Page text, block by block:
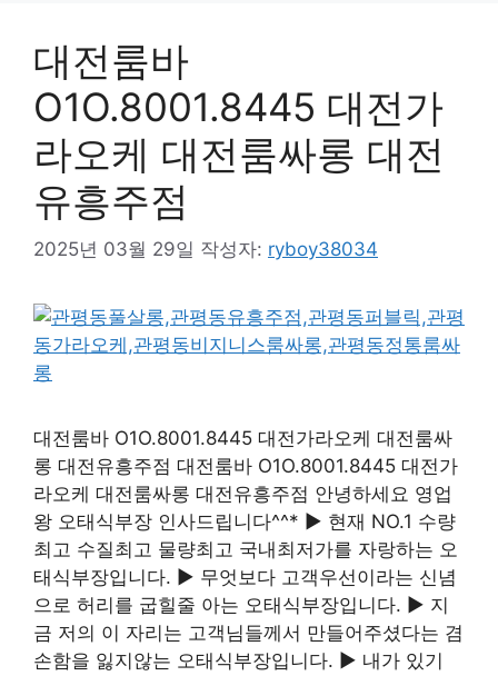
대전룸바
O1O.8001.8445 대전가
라오케 대전룸싸롱 대전
유흥주점
2025년 03월 29일 작성자: ryboy38034
대전룸바 O1O.8001.8445 대전가라오케 대전룸싸
롱 대전유흥주점 대전룸바 O1O.8001.8445 대전가
라오케 대전룸싸롱 대전유흥주점 안녕하세요 영업
왕 오태식부장 인사드립니다^^* ▶ 현재 NO.1 수량
최고 수질최고 물량최고 국내최저가를 자랑하는 오
태식부장입니다. ▶ 무엇보다 고객우선이라는 신념
으로 허리를 굽힐줄 아는 오태식부장입니다. ▶ 지
금 저의 이 자리는 고객님들께서 만들어주셨다는 겸
손함을 잃지않는 오태식부장입니다. ▶ 내가 있기